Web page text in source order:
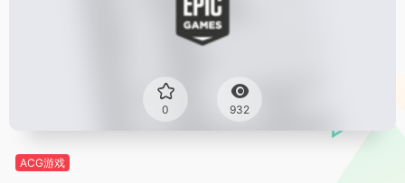
0 932
ACG游戏